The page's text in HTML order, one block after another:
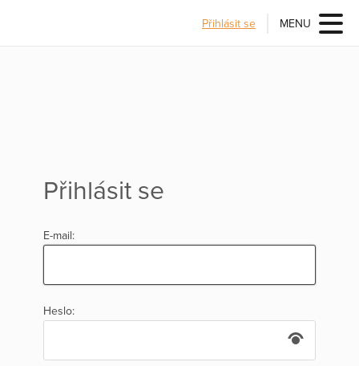
Přihlásit se MENU
Přihlásit se
E-mail:
Heslo: